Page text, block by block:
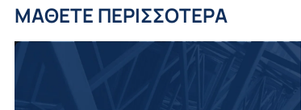
ΜΑΘΕΤΕ ΠΕΡΙΣΣΟΤΕΡΑ